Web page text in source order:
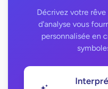
Décrivez votre
d'analyse vous
personnalisée en